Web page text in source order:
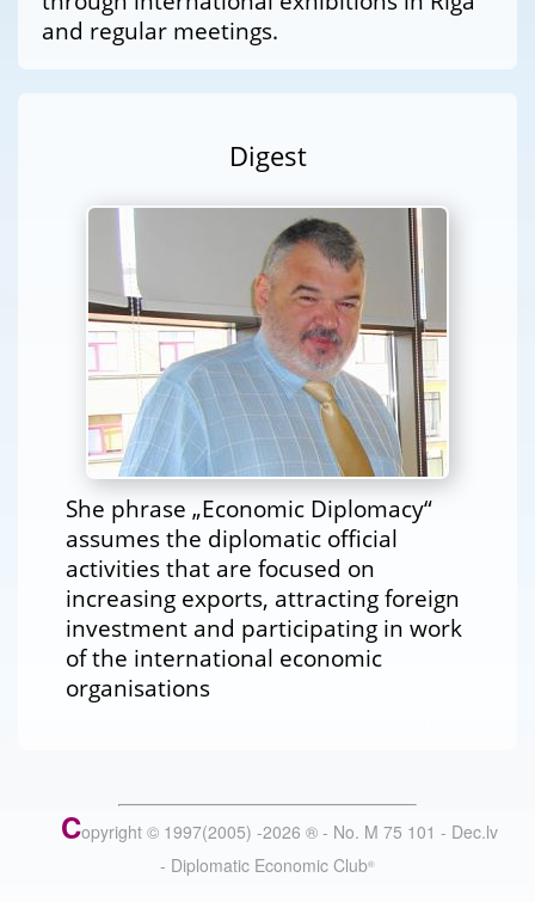
and regular meetings.
Digest
She phrase „Economic Diplomacy“
assumes the diplomatic official
activities that are focused on
increasing exports, attracting foreign
investment and participating in work
of the international economic
organisations
Copyright © 1997(2005) -2026 ® - No. M 75 101 - Dec.lv
- Diplomatic Economic Club®